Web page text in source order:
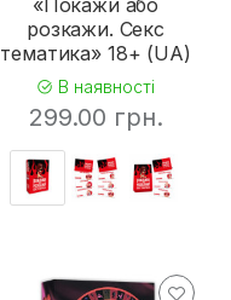
«Покажи або
розкажи. Секс
тематика» 18+ (UA)
В наявності
299.00 грн.